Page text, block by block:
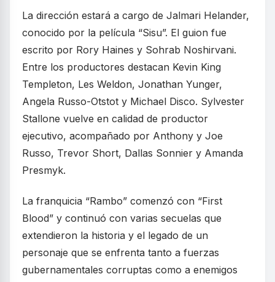
La dirección estará a cargo de Jalmari Helander,
conocido por la película “Sisu”. El guion fue
escrito por Rory Haines y Sohrab Noshirvani.
Entre los productores destacan Kevin King
Templeton, Les Weldon, Jonathan Yunger,
Angela Russo-Otstot y Michael Disco. Sylvester
Stallone vuelve en calidad de productor
ejecutivo, acompañado por Anthony y Joe
Russo, Trevor Short, Dallas Sonnier y Amanda
Presmyk.
La franquicia “Rambo” comenzó con “First
Blood” y continuó con varias secuelas que
extendieron la historia y el legado de un
personaje que se enfrenta tanto a fuerzas
gubernamentales corruptas como a enemigos